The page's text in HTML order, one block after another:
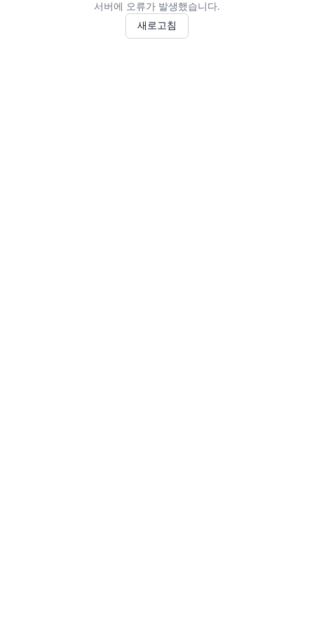
서버에 오류가 발생했습니다.
새로고침